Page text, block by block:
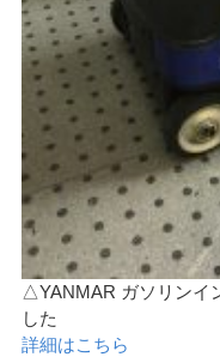
△YANMAR ガソリンイ
した
詳細はこちら